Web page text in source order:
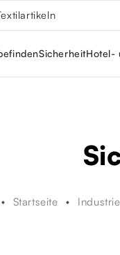
SicherheitHotel-
Startseite